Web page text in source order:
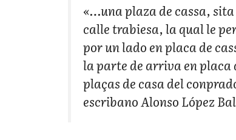
«…una plaza de cassa, sita
calle trabiesa, la qual le
por un lado en placa de
la parte de arriva en placa
plaças de casa del
escribano Alonso López